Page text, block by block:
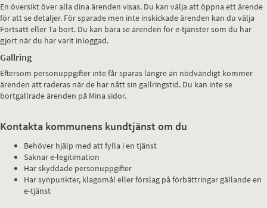
En översikt över alla dina ärenden visas. Du kan välja att öppna ett ärende
för att se detaljer. För sparade men inte inskickade ärenden kan du välja
Fortsätt eller Ta bort. Du kan bara se ärenden för e-tjänster som du har
gjort när du har varit inloggad.
Gallring
Eftersom personuppgifter inte får sparas längre än nödvändigt kommer
ärenden att raderas när de har nått sin gallringstid. Du kan inte se
bortgallrade ärenden på Mina sidor.
Kontakta kommunens kundtjänst om du
Behöver hjälp med att fylla i en tjänst
Saknar e-legitimation
Har skyddade personuppgifter
Har synpunkter, klagomål eller förslag på förbättringar gällande en
e-tjänst